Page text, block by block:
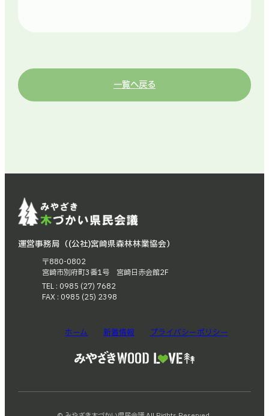
一覧へ戻る
運営事務局（(公社)宮崎県森林林業協会）
〒880-0802
宮崎市別府町3番1号 宮崎日赤会館2F
TEL : 0985 (27) 7682
FAX : 0985 (25) 2398
ホーム 新着情報 プライバシーポリシー